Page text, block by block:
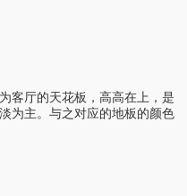
客厅的天花板，高高在上，是
为主。与之对应的地板的颜色